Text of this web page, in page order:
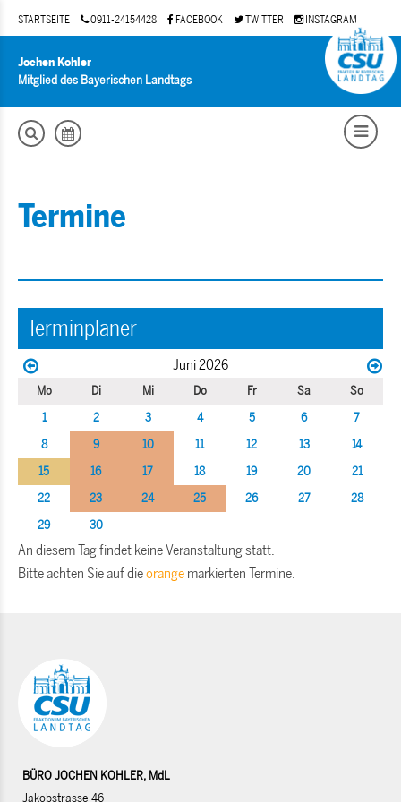
STARTSEITE 0911-24154428 FACEBOOK TWITTER INSTAGRAM
Jochen Kohler
Mitglied des Bayerischen Landtags
Termine
Terminplaner
Juni 2026
Mo Di Mi Do Fr Sa
So
1
2 3 4 5 6
7
8
9 10 11 12 13
14
15
16 17 18 19 20
21
22
23 24 25 26 27
28
29
30
An diesem Tag findet keine Veranstaltung statt.
Bitte achten Sie auf dieorange markierten Termine.
BÜRO JOCHEN KOHLER, MdL
Jakobstrasse 46